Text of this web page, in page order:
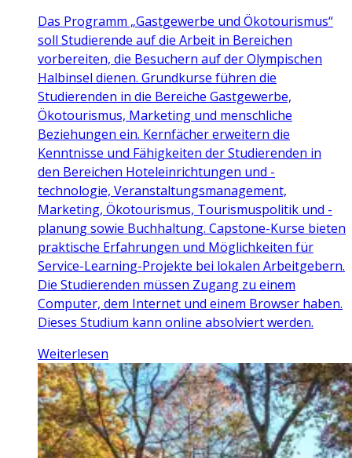
Das Programm „Gastgewerbe und Ökotourismus“
soll Studierende auf die Arbeit in Bereichen
vorbereiten, die Besuchern auf der Olympischen
Halbinsel dienen. Grundkurse führen die
Studierenden in die Bereiche Gastgewerbe,
Ökotourismus, Marketing und menschliche
Beziehungen ein. Kernfächer erweitern die
Kenntnisse und Fähigkeiten der Studierenden in
den Bereichen Hoteleinrichtungen und -
technologie, Veranstaltungsmanagement,
Marketing, Ökotourismus, Tourismuspolitik und -
planung sowie Buchhaltung. Capstone-Kurse bieten
praktische Erfahrungen und Möglichkeiten für
Service-Learning-Projekte bei lokalen Arbeitgebern.
Die Studierenden müssen Zugang zu einem
Computer, dem Internet und einem Browser haben.
Dieses Studium kann online absolviert werden.
Weiterlesen